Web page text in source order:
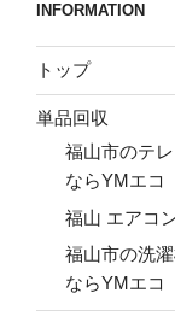
INFORMATION
トップ
単品回収
福山市のテ
ならYMエコ
福山 エアコ
福山市の洗
ならYMエコ